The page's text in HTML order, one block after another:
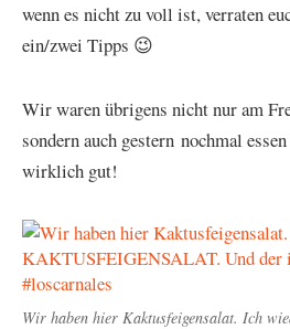
wenn es nicht zu voll ist, verraten
ein/zwei Tipps 😉
Wir waren übrigens nicht nur am
sondern auch gestern nochmal
wirklich gut!
Wir haben hier Kaktusfeigensalat. Ich